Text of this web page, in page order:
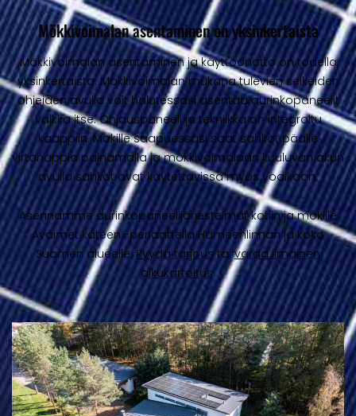
Mökkivoimalan asentaminen on yksinkertaista
Mökkivoimalan asentaminen ja käyttöönotto on todella
yksinkertaista. Mökkivoimalan mukana tulevien selkeiden
ohjeiden avulla voit halutessasi asentaa aurinkopaneelit
vaikka itse. Ohjauspaneeli ja tekniikka on integroitu
kaappiin. Mökille saapuessasi saat sähköt päälle
virtanappia painamalla ja mökkivoimalaan kuuluvan akun
avulla sähköt ovat käytettävissä myös yöaikaan.
Asennamme aurinkopaneelijärjestelmät kotiin ja mökille
Avaimet käteen -periaattella Hämeenlinnan ja koko
Suomen alueelle.Pyydä tarjoustaivaraa ilmainen
alkukartoitus.